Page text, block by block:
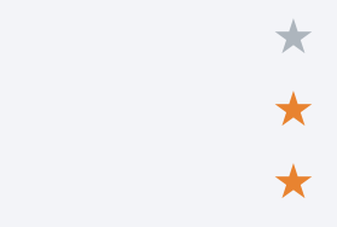
★
★
★